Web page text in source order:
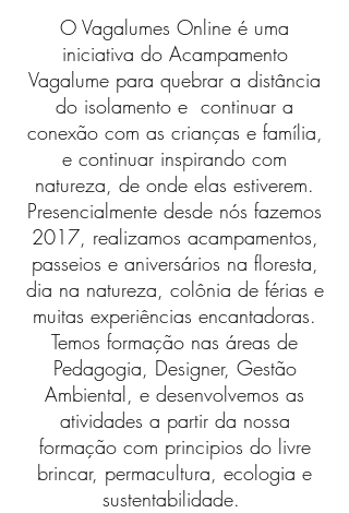
O Vagalumes Online é uma
iniciativa do Acampamento
Vagalume para quebrar a distância
do isolamento e continuar a
conexão com as crianças e família,
e continuar inspirando com
natureza, de onde elas estiverem.
Presencialmente desde nós fazemos
2017, realizamos acampamentos,
passeios e aniversários na floresta,
dia na natureza, colônia de férias e
muitas experiências encantadoras.
Temos formação nas áreas de
Pedagogia, Designer, Gestão
Ambiental, e desenvolvemos as
atividades a partir da nossa
formação com principios do livre
brincar, permacultura, ecologia e
sustentabilidade.